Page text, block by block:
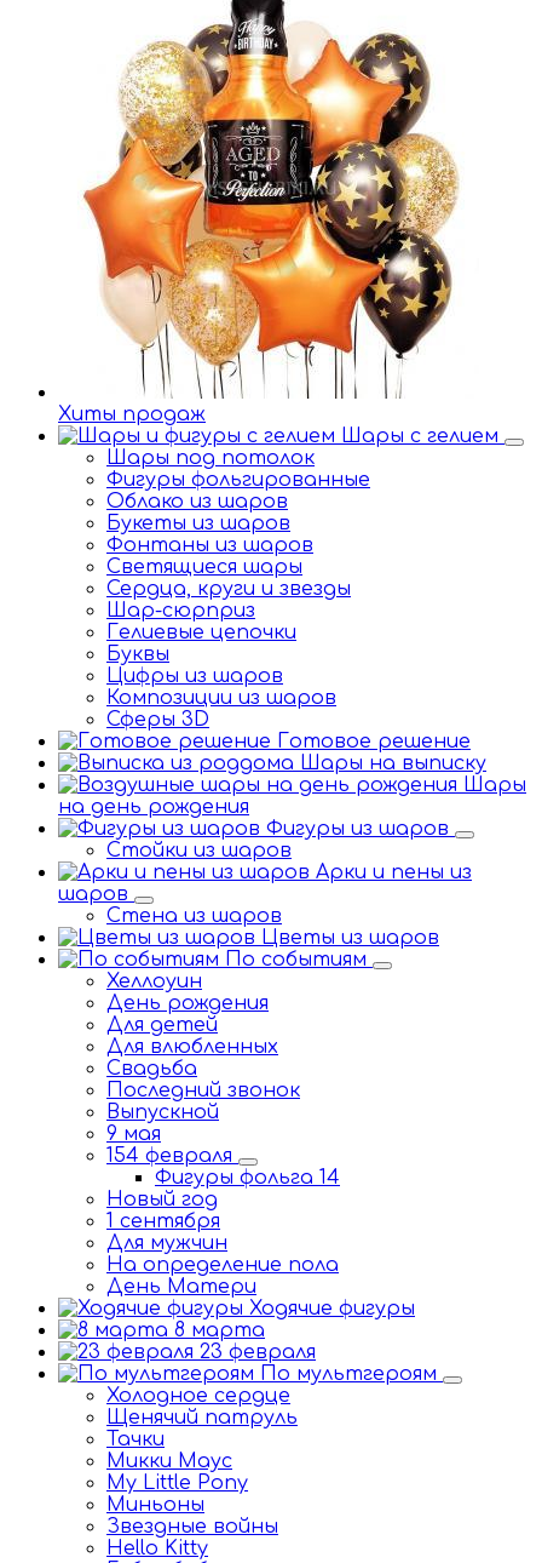
Хиты продаж
Шары с гелием
Шары под потолок
Фигуры фольгированные
Облако из шаров
Букеты из шаров
Фонтаны из шаров
Светящиеся шары
Сердца, круги и звезды
Шар-сюрприз
Гелиевые цепочки
Буквы
Цифры из шаров
Композиции из шаров
Сферы 3D
Готовое решение
Шары на выписку
Шары
на день рождения
Фигуры из шаров
Стойки из шаров
Арки и пены из
шаров
Стена из шаров
Цветы из шаров
По событиям
Хеллоуин
День рождения
Для детей
Для влюбленных
Свадьба
Последний звонок
Выпускной
9 мая
154 февраля
Фигуры фольга 14
Новый год
1 сентября
Для мужчин
На определение пола
День Матери
Ходячие фигуры
8 марта
23 февраля
По мультгероям
Холодное сердце
Щенячий патруль
Тачки
Микки Маус
My Little Pony
Миньоны
Звездные войны
Hello Kitty